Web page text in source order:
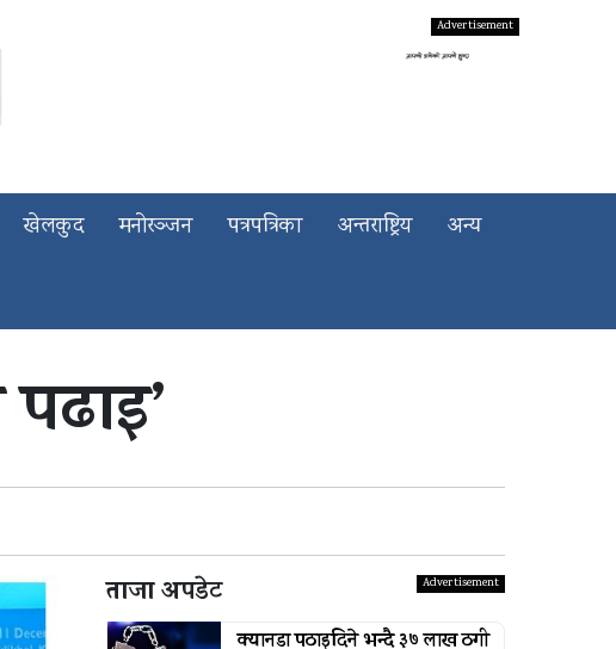
खेलकुद मनोरञ्जन पत्रपत्रिका अन्तराष्ट्रिय अन्य
ताजा अपडेट
क्यानडा पठाइदिने भन्दै ३७ लाख ठगी